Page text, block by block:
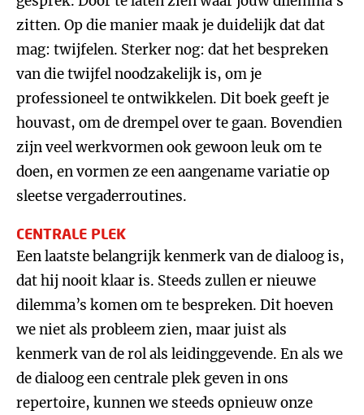
zitten. Op die manier maak je duidelijk dat dat
mag: twijfelen. Sterker nog: dat het bespreken
van die twijfel noodzakelijk is, om je
professioneel te ontwikkelen. Dit boek geeft je
houvast, om de drempel over te gaan. Bovendien
zijn veel werkvormen ook gewoon leuk om te
doen, en vormen ze een aangename variatie op
sleetse vergaderroutines.
CENTRALE PLEK
Een laatste belangrijk kenmerk van de dialoog is,
dat hij nooit klaar is. Steeds zullen er nieuwe
dilemma’s komen om te bespreken. Dit hoeven
we niet als probleem zien, maar juist als
kenmerk van de rol als leidinggevende. En als we
de dialoog een centrale plek geven in ons
repertoire, kunnen we steeds opnieuw onze